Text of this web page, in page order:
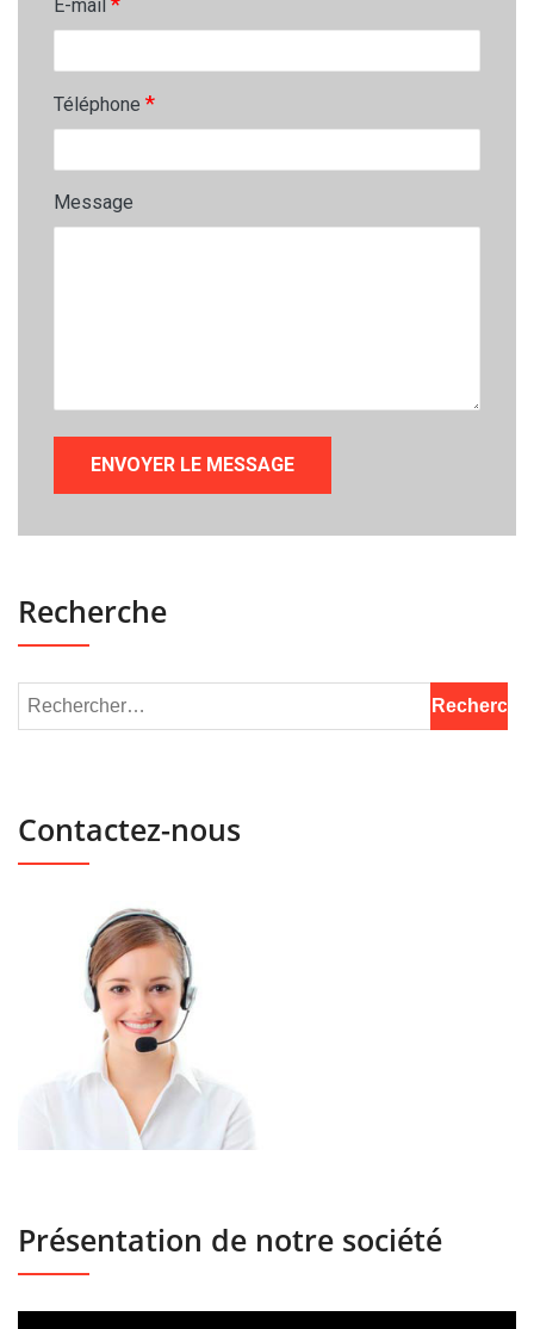
E-mail
Téléphone *
Message
Recherche
Contactez-nous
Présentation de notre société